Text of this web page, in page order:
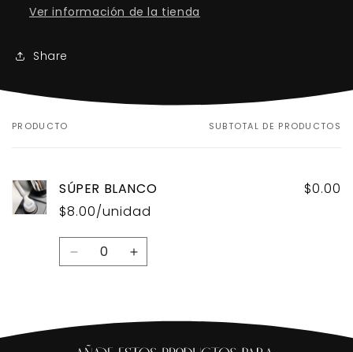
Ver información de la tienda
Share
Tu
PRODUCTO SUBTOTAL DE PRODUCTOS
SÚPER BLANCO
$8.00/unidad
$0.00
Cantidad
Reducir
Title
Aumentar
Title
Cargando...